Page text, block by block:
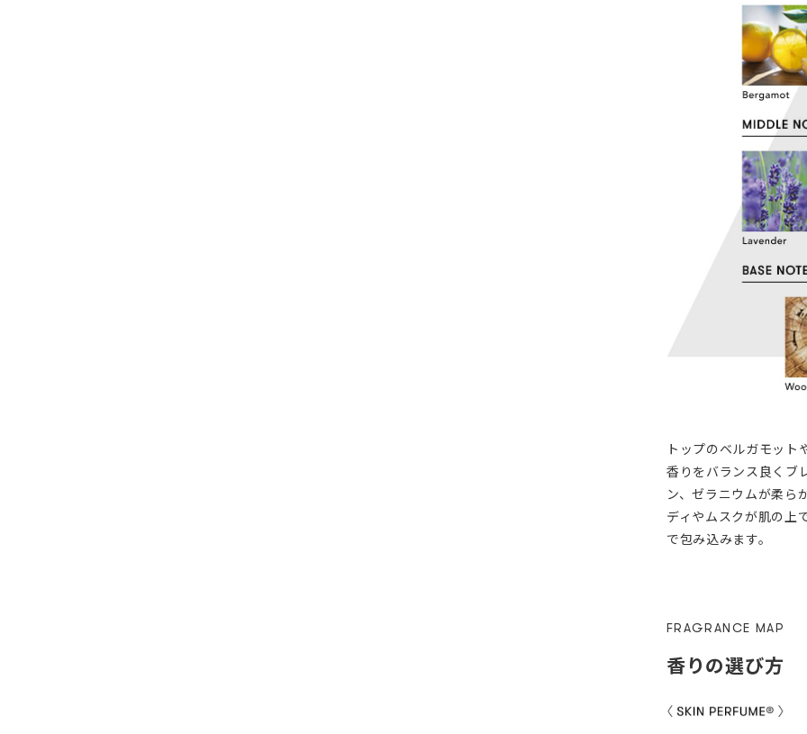
トップのベルガモット
香りをバランス良くブ
ン、ゼラニウムが柔ら
ディやムスクが肌の上
で包み込みます。
FRAGRANCE MAP
香りの選び方